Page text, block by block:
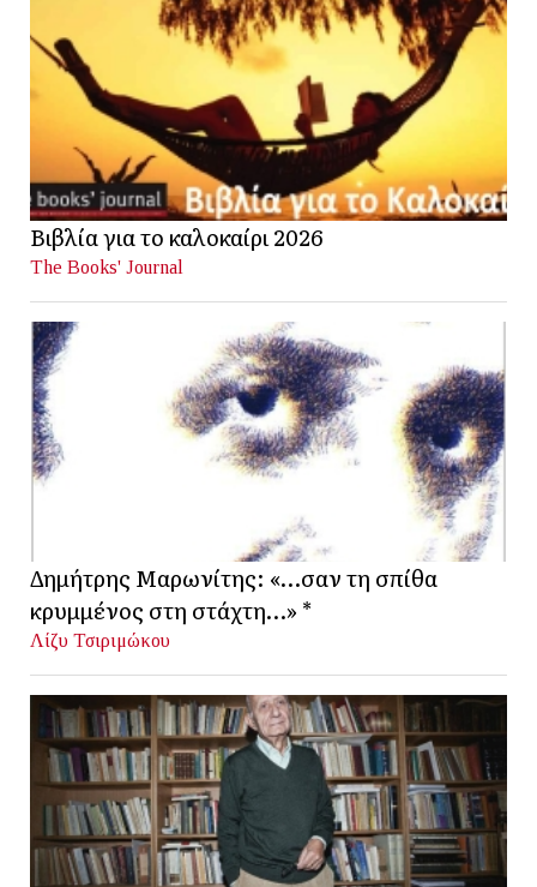
Βιβλία για το καλοκαίρι 2026
The Books' Journal
Δημήτρης Μαρωνίτης: «…σαν τη σπίθα
κρυμμένος στη στάχτη…» *
Λίζυ Τσιριμώκου